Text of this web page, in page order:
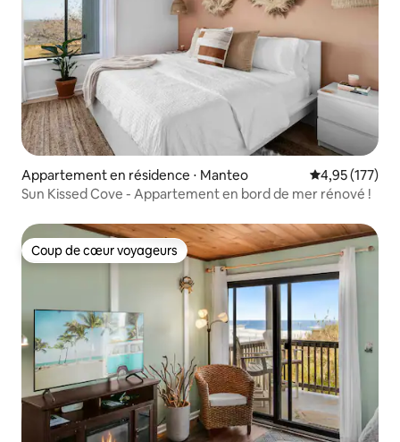
Appartement en résidence ⋅ Manteo Évaluation
4,95 (177)
Sun Kissed Cove - Appartement en bord de mer rénové !
Coup de cœur voyageurs
Coup de cœur voyageurs